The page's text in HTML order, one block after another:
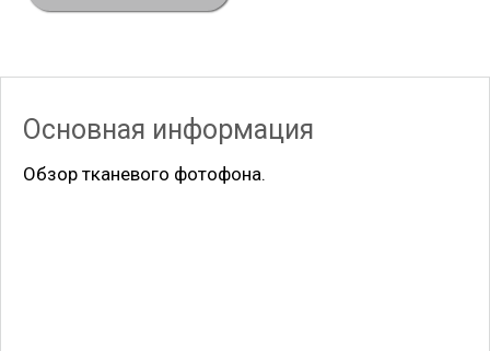
Основная информация
Обзор тканевого фотофона.